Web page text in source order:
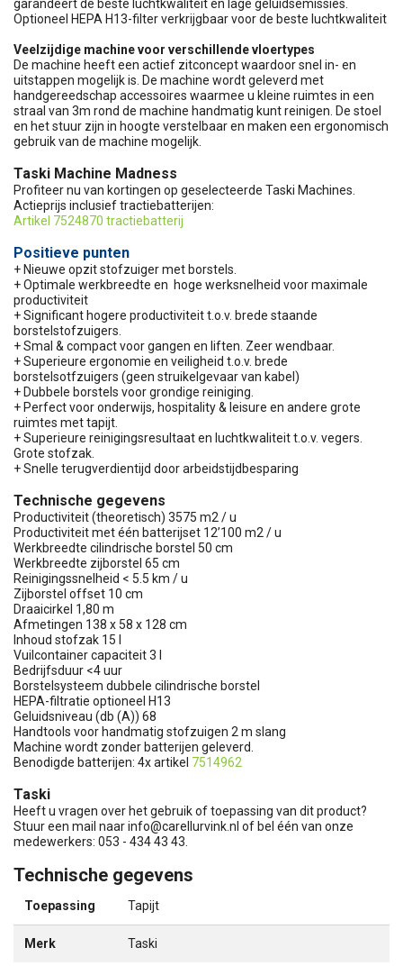
garandeert de beste luchtkwaliteit en lage geluidsemissies.
Optioneel HEPA H13-filter verkrijgbaar voor de beste luchtkwaliteit
Veelzijdige machine voor verschillende vloertypes
De machine heeft een actief zitconcept waardoor snel in- en
uitstappen mogelijk is. De machine wordt geleverd met
handgereedschap accessoires waarmee u kleine ruimtes in een
straal van 3m rond de machine handmatig kunt reinigen. De stoel
en het stuur zijn in hoogte verstelbaar en maken een ergonomisch
gebruik van de machine mogelijk.
Taski Machine Madness
Profiteer nu van kortingen op geselecteerde Taski Machines.
Actieprijs inclusief tractiebatterijen:
Artikel 7524870 tractiebatterij
Positieve punten
+ Nieuwe opzit stofzuiger met borstels.
+ Optimale werkbreedte en hoge werksnelheid voor maximale
productiviteit
+ Significant hogere productiviteit t.o.v. brede staande
borstelstofzuigers.
+ Smal & compact voor gangen en liften. Zeer wendbaar.
+ Superieure ergonomie en veiligheid t.o.v. brede
borstelsotfzuigers (geen struikelgevaar van kabel)
+ Dubbele borstels voor grondige reiniging.
+ Perfect voor onderwijs, hospitality & leisure en andere grote
ruimtes met tapijt.
+ Superieure reinigingsresultaat en luchtkwaliteit t.o.v. vegers.
Grote stofzak.
+ Snelle terugverdientijd door arbeidstijdbesparing
Technische gegevens
Productiviteit (theoretisch) 3575 m2 / u
Productiviteit met één batterijset 12’100 m2 / u
Werkbreedte cilindrische borstel 50 cm
Werkbreedte zijborstel 65 cm
Reinigingssnelheid < 5.5 km / u
Zijborstel offset 10 cm
Draaicirkel 1,80 m
Afmetingen 138 x 58 x 128 cm
Inhoud stofzak 15 l
Vuilcontainer capaciteit 3 l
Bedrijfsduur <4 uur
Borstelsysteem dubbele cilindrische borstel
HEPA-filtratie optioneel H13
Geluidsniveau (db (A)) 68
Handtools voor handmatig stofzuigen 2 m slang
Machine wordt zonder batterijen geleverd.
Benodigde batterijen: 4x artikel 7514962
Taski
Heeft u vragen over het gebruik of toepassing van dit product?
Stuur een mail naarinfo@carellurvink.nl of bel één van onze
medewerkers: 053 - 434 43 43.
Technische gegevens
Toepassing Tapijt
Merk Taski